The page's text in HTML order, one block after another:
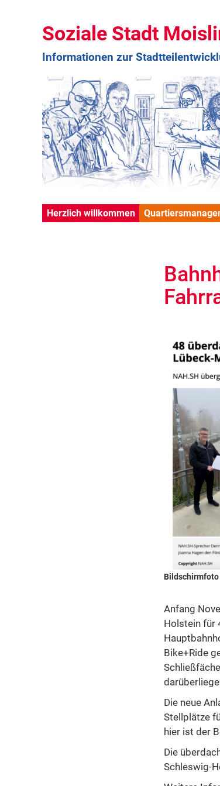
Soziale Stadt
Informationen zur
Herzlich willkommen
Anfang
Holstein für
Bike+Ride
Die neue
Stellplätze
hier ist der
Die
Schleswig-